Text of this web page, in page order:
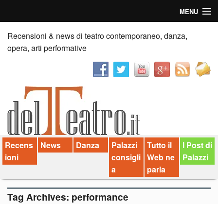
MENU
Home
Recensioni
News
Palazzi consiglia
Video
Chi siamo
Contatti
Recensioni & news di teatro contemporaneo, danza,
opera, arti performative
Recens
ioni
News Danza
Palazzi
consigli
a
Tutto il
Web ne
parla
I Post di
Palazzi
Tag Archives: performance